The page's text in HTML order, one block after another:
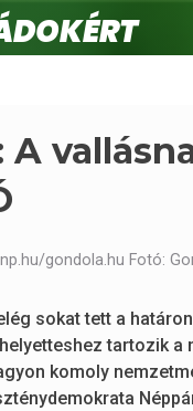
A
gondola.hu Fotó:
sokat tett a
tartozik
komoly